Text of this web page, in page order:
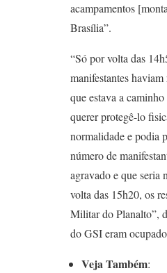
acampamentos
Brasília”.
“Só por volta das
manifestantes
que estava a
querer protegê-lo
normalidade e podia
número de
agravado e que seria
volta das 15h20, os
Militar do Planalto”,
do GSI eram
Veja Também: